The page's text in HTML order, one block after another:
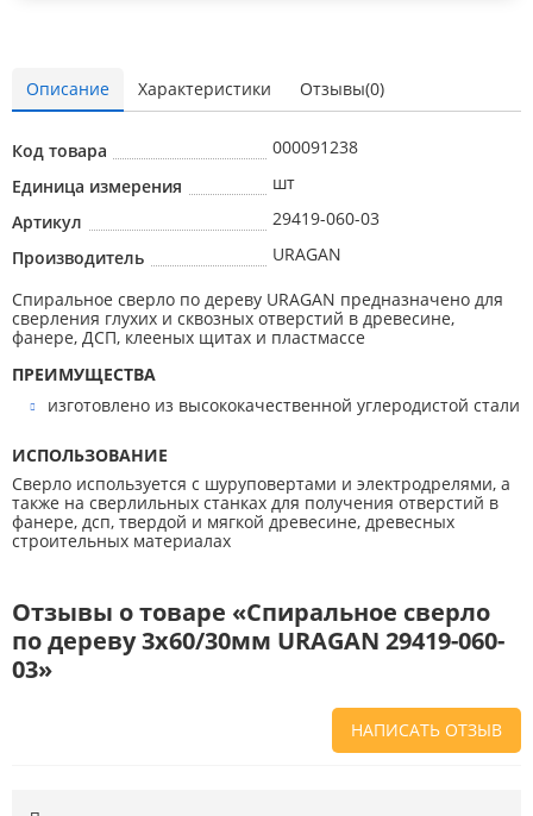
Описание Характеристики Отзывы(0)
Код товара
000091238
Единица измерения
шт
Артикул
29419-060-03
Производитель
URAGAN
Спиральное сверло по дереву URAGAN предназначено для
сверления глухих и сквозных отверстий в древесине,
фанере, ДСП, клееных щитах и пластмассе
ПРЕИМУЩЕСТВА
изготовлено из высококачественной углеродистой стали
ИСПОЛЬЗОВАНИЕ
Сверло используется с шуруповертами и электродрелями, а
также на сверлильных станках для получения отверстий в
фанере, дсп, твердой и мягкой древесине, древесных
строительных материалах
Отзывы о товаре «Спиральное сверло
по дереву 3x60/30мм URAGAN 29419-060-
03»
НАПИСАТЬ ОТЗЫВ